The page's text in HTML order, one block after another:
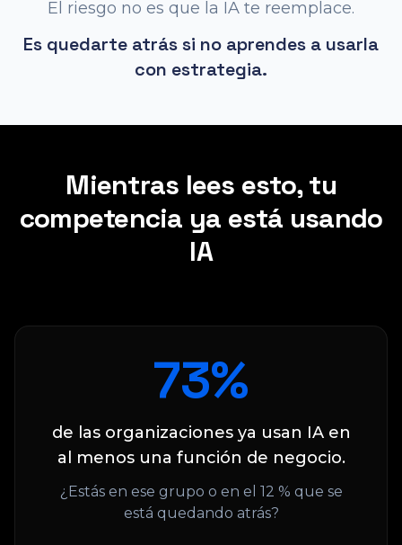
El riesgo no es que la IA te reemplace.
Es quedarte atrás si no aprendes a usarla
con estrategia.
Mientras lees esto, tu
competencia ya está usando
IA
88%
de las organizaciones ya usan IA en
al menos una función de negocio.
¿Estás en ese grupo o en el 12 % que se
está quedando atrás?